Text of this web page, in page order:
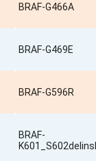
BRAF-G466A
BRAF-G469E
BRAF-G596R
BRAF-